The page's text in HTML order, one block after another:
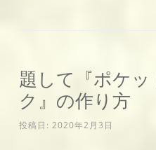
題して『ポケ
ク』の作り方
投稿日: 2020年2月3日